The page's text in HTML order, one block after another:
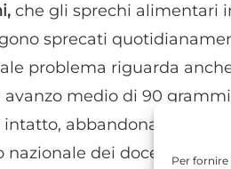
Per
che gli sprechi alimentari
sprecati
problema riguarda
avanzo medio di 90
abbandonato nelle
nazionale dei docenti